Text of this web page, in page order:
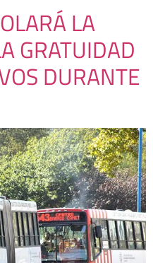
LA
GRATUIDAD
DURANTE